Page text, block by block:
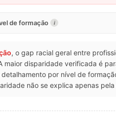
de formação i
, o gap racial geral entre
maior disparidade verificada é
por nível de
não se explica apenas